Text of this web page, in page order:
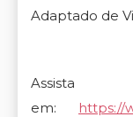
Adaptado de
Assista
em:
https://